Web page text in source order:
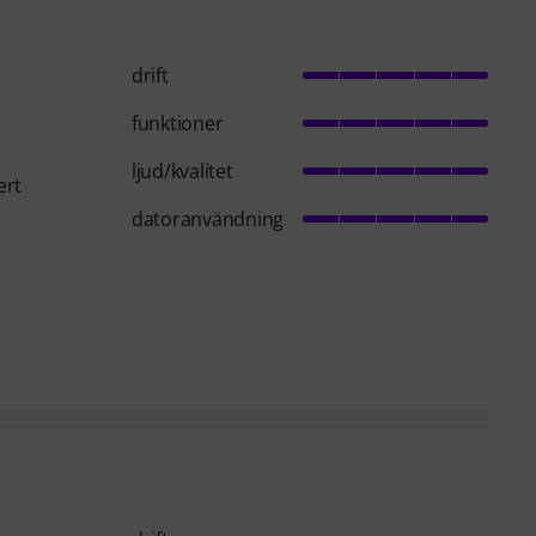
drift
funktioner
ljud/kvalitet
datoranvändning